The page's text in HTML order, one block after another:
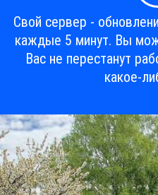
Свой сервер -
каждые 5 минут. Вы
Вас не перестанут
какое-